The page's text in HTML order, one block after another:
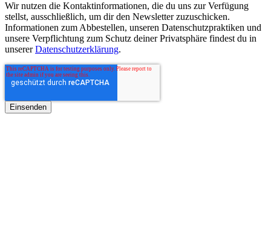
Wir nutzen die Kontaktinformationen, die du uns zur Verfügung
stellst, ausschließlich, um dir den Newsletter zuzuschicken.
Informationen zum Abbestellen, unseren Datenschutzpraktiken und
unsere Verpflichtung zum Schutz deiner Privatsphäre findest du in
unsererDatenschutzerklärung.